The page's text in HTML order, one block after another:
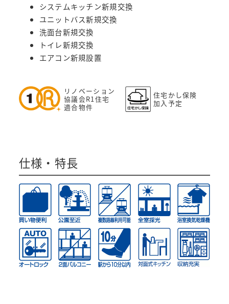
システムキッチン新規交換
ユニットバス新規交換
洗面台新規交換
トイレ新規交換
エアコン新規設置
リノベーション
協議会R1住宅
適合物件
住宅かし保険
加入予定
仕様・特長